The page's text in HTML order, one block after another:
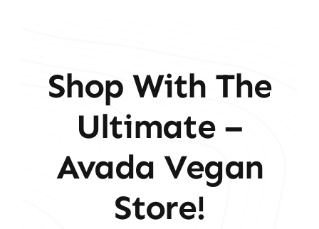
Shop With The
Ultimate –
Avada Vegan
Store!